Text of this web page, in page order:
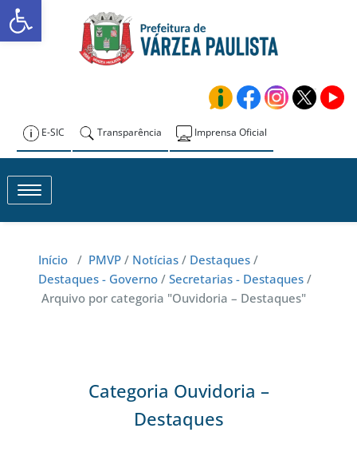
Skip
to
Prefeitura de
E-SIC Transparência Imprensa Oficial
Toggle navigation
Início / PMVP / Notícias / Destaques /
Destaques - Governo / Secretarias - Destaques /
Arquivo por categoria "Ouvidoria – Destaques"
Categoria Ouvidoria –
Destaques